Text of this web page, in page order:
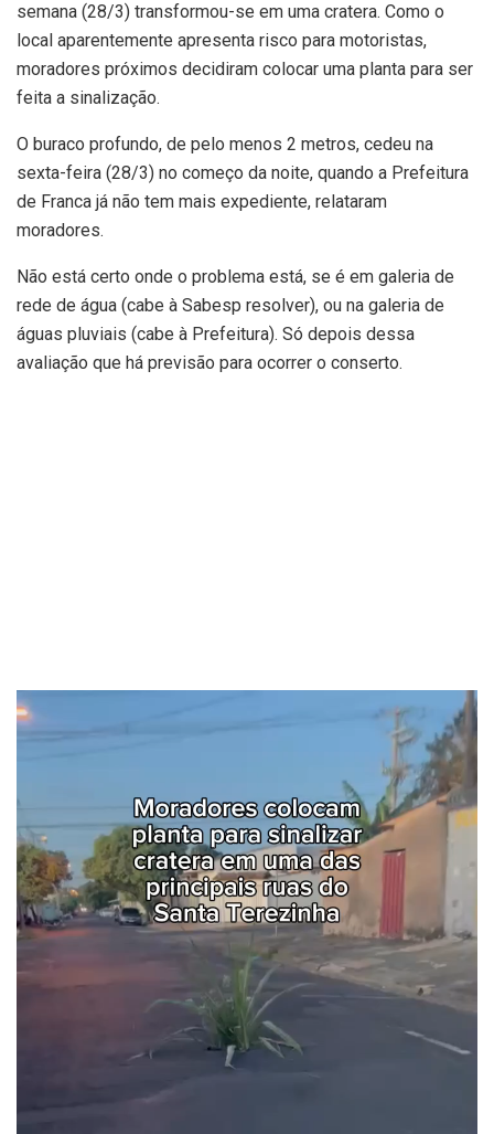
semana (28/3) transformou-se em uma cratera. Como o
local aparentemente apresenta risco para motoristas,
moradores próximos decidiram colocar uma planta para ser
feita a sinalização.
O buraco profundo, de pelo menos 2 metros, cedeu na
sexta-feira (28/3) no começo da noite, quando a Prefeitura
de Franca já não tem mais expediente, relataram
moradores.
Não está certo onde o problema está, se é em galeria de
rede de água (cabe à Sabesp resolver), ou na galeria de
águas pluviais (cabe à Prefeitura). Só depois dessa
avaliação que há previsão para ocorrer o conserto.